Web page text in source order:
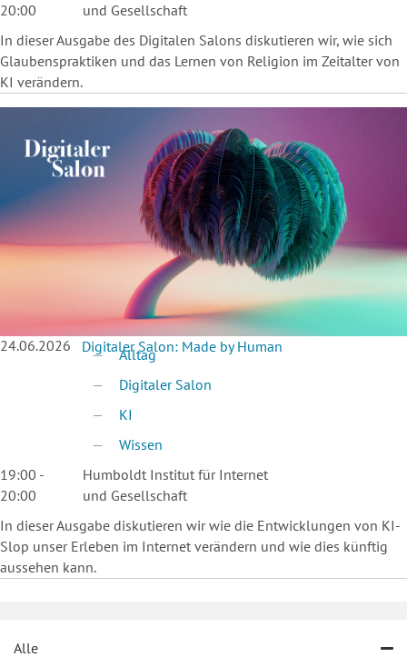
20:00
und Gesellschaft
In dieser Ausgabe des Digitalen Salons diskutieren wir, wie sich
Glaubenspraktiken und das Lernen von Religion im Zeitalter von
KI verändern.
Digitaler Salon: Made by Human
24.06.2026
19:00 -
20:00
Humboldt Institut für Internet
und Gesellschaft
Alltag
Digitaler Salon
KI
Wissen
In dieser Ausgabe diskutieren wir wie die Entwicklungen von KI-
Slop unser Erleben im Internet verändern und wie dies künftig
aussehen kann.
Alle